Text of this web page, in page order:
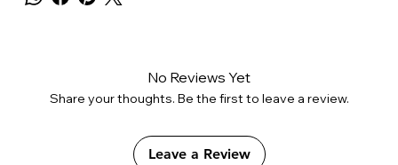
No Reviews Yet
Share your thoughts. Be the first to leave a review.
Leave a Review